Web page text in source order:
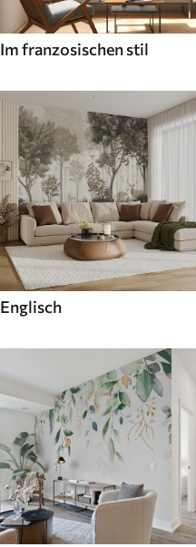
Im franzosischen stil
Englisch